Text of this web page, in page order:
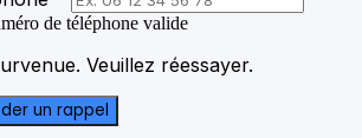
de téléphone valide
Veuillez réessayer.
un rappel